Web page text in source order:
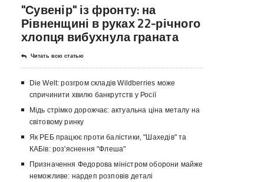
"Сувенір" із фронту: на
Рівненщині в руках 22-річного
хлопця вибухнула граната
Читать всю статью
Die Welt: розгром складів Wildberries може
спричинити хвилю банкрутств у Росії
Мідь стрімко дорожчає: актуальна ціна металу на
світовому ринку
Як РЕБ працює проти балістики, "Шахедів" та
КАБів: роз'яснення "Флеша"
Призначення Федорова міністром оборони майже
неможливе: нардеп розповів деталі